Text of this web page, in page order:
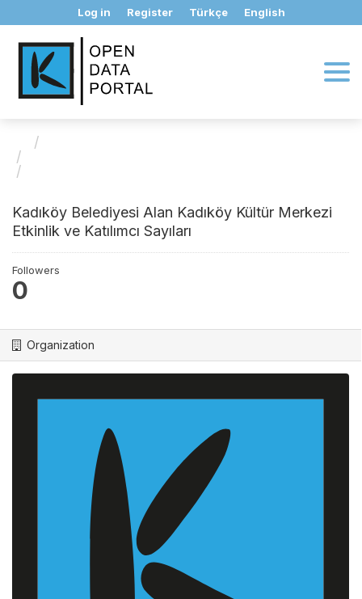
Log in Register Türkçe English
Kadıköy Belediyesi Alan Kadıköy Kültür Merkezi
Etkinlik ve Katılımcı Sayıları
Followers
0
Organization